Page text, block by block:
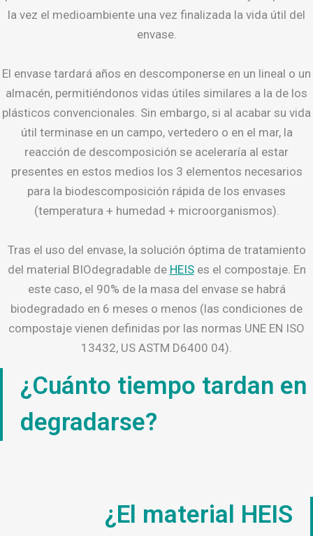
la vez el medioambiente una vez finalizada la vida útil del
envase.
El envase tardará años en descomponerse en un lineal o un
almacén, permitiéndonos vidas útiles similares a la de los
plásticos convencionales. Sin embargo, si al acabar su vida
útil terminase en un campo, vertedero o en el mar, la
reacción de descomposición se aceleraría al estar
presentes en estos medios los 3 elementos necesarios
para la biodescomposición rápida de los envases
(temperatura + humedad + microorganismos).
Tras el uso del envase, la solución óptima de tratamiento
del material BIOdegradable de HEISes el compostaje. En
este caso, el 90% de la masa del envase se habrá
biodegradado en 6 meses o menos (las condiciones de
compostaje vienen definidas por las normas UNE EN ISO
13432, US ASTM D6400 04).
¿Cuánto tiempo tardan en
degradarse?
¿El material HEIS